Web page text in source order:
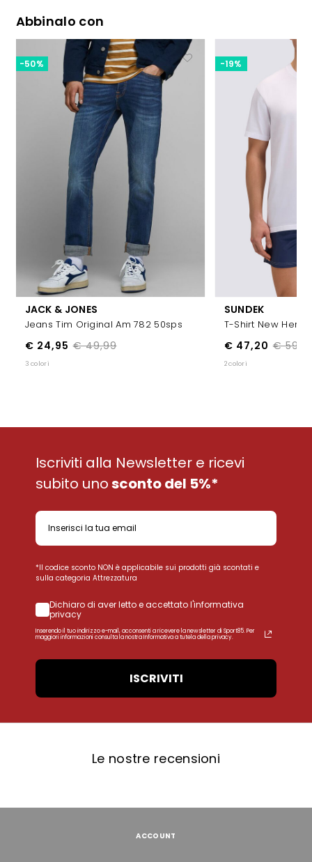
Abbinalo con
JACK & JONES
Jeans Tim Original Am 782 50sps
€ 49,99
€ 24,95
-50%
3 colori
SUNDEK
T-Shirt New
€
€ 47,20
-19%
2 colori
Iscriviti alla Newsletter e ricevi
subito unosconto del 5%*
*Il codice sconto NON è applicabile sui prodotti già scontati e
sulla categoria Attrezzatura
Dichiaro di aver letto e accettato l'informativa
privacy
Inserendo il tuo indirizzo e-mail, acconsenti a ricevere la newsletter di Sport85. Per
maggiori informazioni consulta la nostra Informativa a tutela della privacy.
ISCRIVITI
Le nostre recensioni
ACCOUNT